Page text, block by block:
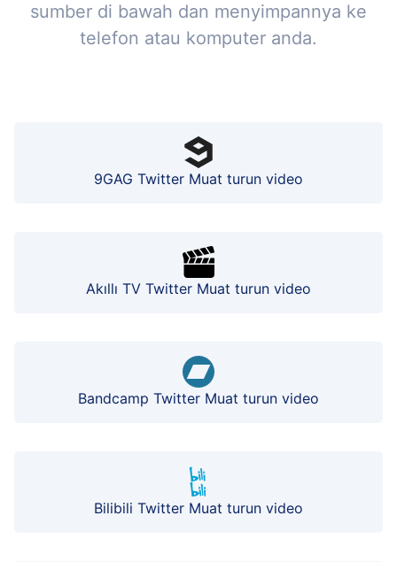
sumber di bawah dan menyimpannya ke
telefon atau komputer anda.
9GAG Twitter Muat turun video
Akıllı TV Twitter Muat turun video
Bandcamp Twitter Muat turun video
Bilibili Twitter Muat turun video